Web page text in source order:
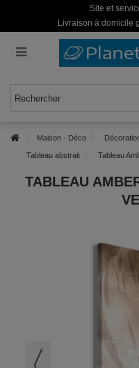
Site et
Livraison à domicile
Maison - Déco
Tableau abstrait Tableau
TABLEAU